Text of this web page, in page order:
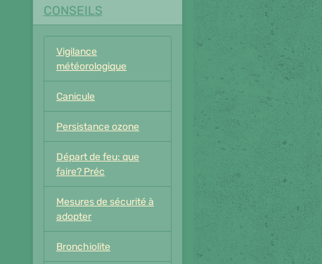
CONSEILS
Vigilance
météorologique
Canicule
Persistance ozone
Départ de feu: que
faire? Préc
Mesures de sécurité à
adopter
Bronchiolite